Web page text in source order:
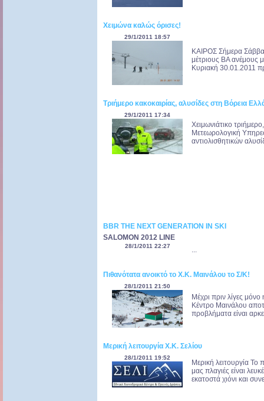
Xειμώνα καλώς όρισες!
29/1/2011 18:57
ΚΑΙΡΟΣ Σήμερα
μέτριους ΒΑ ανέμους
Κυριακή 30.01.2011
Τριήμερο κακοκαιρίας, αλυσίδες στη Βόρεια
29/1/2011 17:34
Χειμωνιάτικο
Μετεωρολογική
αντιολισθητικών
BBR THE NEXT GENERATION IN SKI
SALOMON 2012 LINE
28/1/2011 22:27 ...
Πιθανότατα ανοικτό το Χ.Κ. Μαινάλου το Σ/Κ!
28/1/2011 21:50
Μέχρι πριν λίγες
Κέντρο Μαινάλου
προβλήματα είναι
Μερική λειτουργία Χ.Κ. Σελίου
28/1/2011 19:52
Μερική λειτουργία Το
μας πλαγιές είναι
εκατοστά χιόνι και